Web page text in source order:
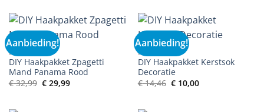
Aanbieding!
DIY PAKKET
DIY Haakpakket Zpagetti
Mand Panama Rood
€32,99 Oorspronkelijke
prijs
€29,99Huidige
Aanbieding!
DIY PAKKET
DIY Haakpakket Kerstsok
Decoratie
€14,46 Oorspronkelijke
prijs
€10,00Huidige